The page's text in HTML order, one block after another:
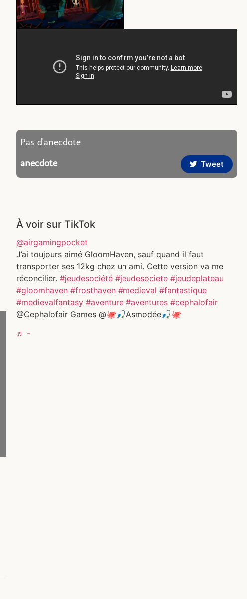
Pas d'anecdote
anecdote
Tweet
À voir sur TikTok
@airgamingpocket
J’ai toujours aimé GloomHaven, sauf quand il faut
transporter ses 12kg chez un ami. Cette version va me
réconcilier. #jeudesociété #jeudesociete #jeudeplateau
#gloomhaven #frosthaven #medieval #fantastique
#medievalfantasy #aventure #aventures #cephalofair
@Cephalofair Games @🐙🎣Asmodée🎣🐙
♬ -